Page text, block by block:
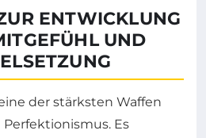
ENTWICKLUNG
UND
der stärksten Waffen
Es